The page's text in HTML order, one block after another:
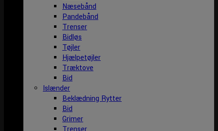
Næsebånd
Pandebånd
Trenser
Bidløs
Tøjler
Hjælpetøjler
Træktove
Bid
Islænder
Beklædning Rytter
Bid
Grimer